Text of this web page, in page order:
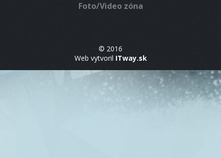
Foto/Video zóna
© 2016
Web vytvoril ITway.sk